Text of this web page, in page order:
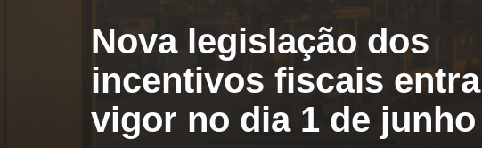
Nova legislação dos
incentivos fiscais
vigor no dia 1 de junho